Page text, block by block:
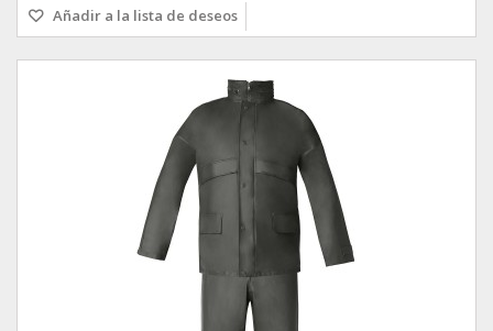
Añadir a la lista de deseos